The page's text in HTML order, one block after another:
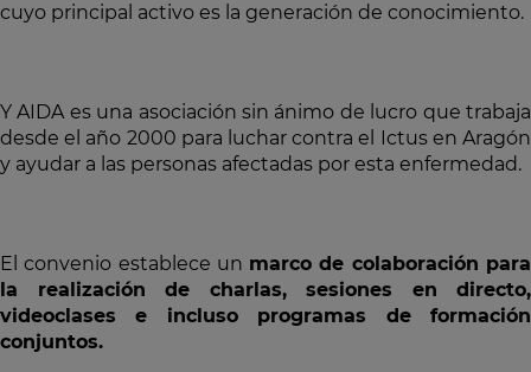
cuyo principal activo es la generación de conocimiento.
Y AIDA es una asociación sin ánimo de lucro que trabaja
desde el año 2000 para luchar contra el Ictus en Aragón
y ayudar a las personas afectadas por esta enfermedad.
El convenio establece un marco de colaboración para
la realización de charlas, sesiones en directo,
videoclases e incluso programas de formación
conjuntos.